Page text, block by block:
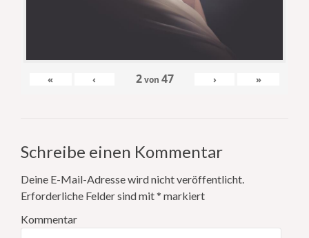
« ‹ 2von 47 › »
Schreibe einen Kommentar
Deine E-Mail-Adresse wird nicht veröffentlicht.
Erforderliche Felder sind mit* markiert
Kommentar